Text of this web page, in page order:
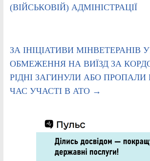
(ВІЙСЬКОВІЙ) АДМІНІСТРАЦІЇ
ЗА ІНІЦІАТИВИ МІНВЕТЕРАНІВ
ОБМЕЖЕННЯ НА ВИЇЗД ЗА
РІДНІ ЗАГИНУЛИ АБО ПРОПАЛИ
ЧАС УЧАСТІ В АТО →